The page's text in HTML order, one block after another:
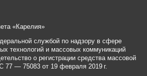
«Карелия»
службой по надзору в сфере
технологий и массовых коммуникаций
о регистрации средства массовой
— 75083 от 19 февраля 2019 г.